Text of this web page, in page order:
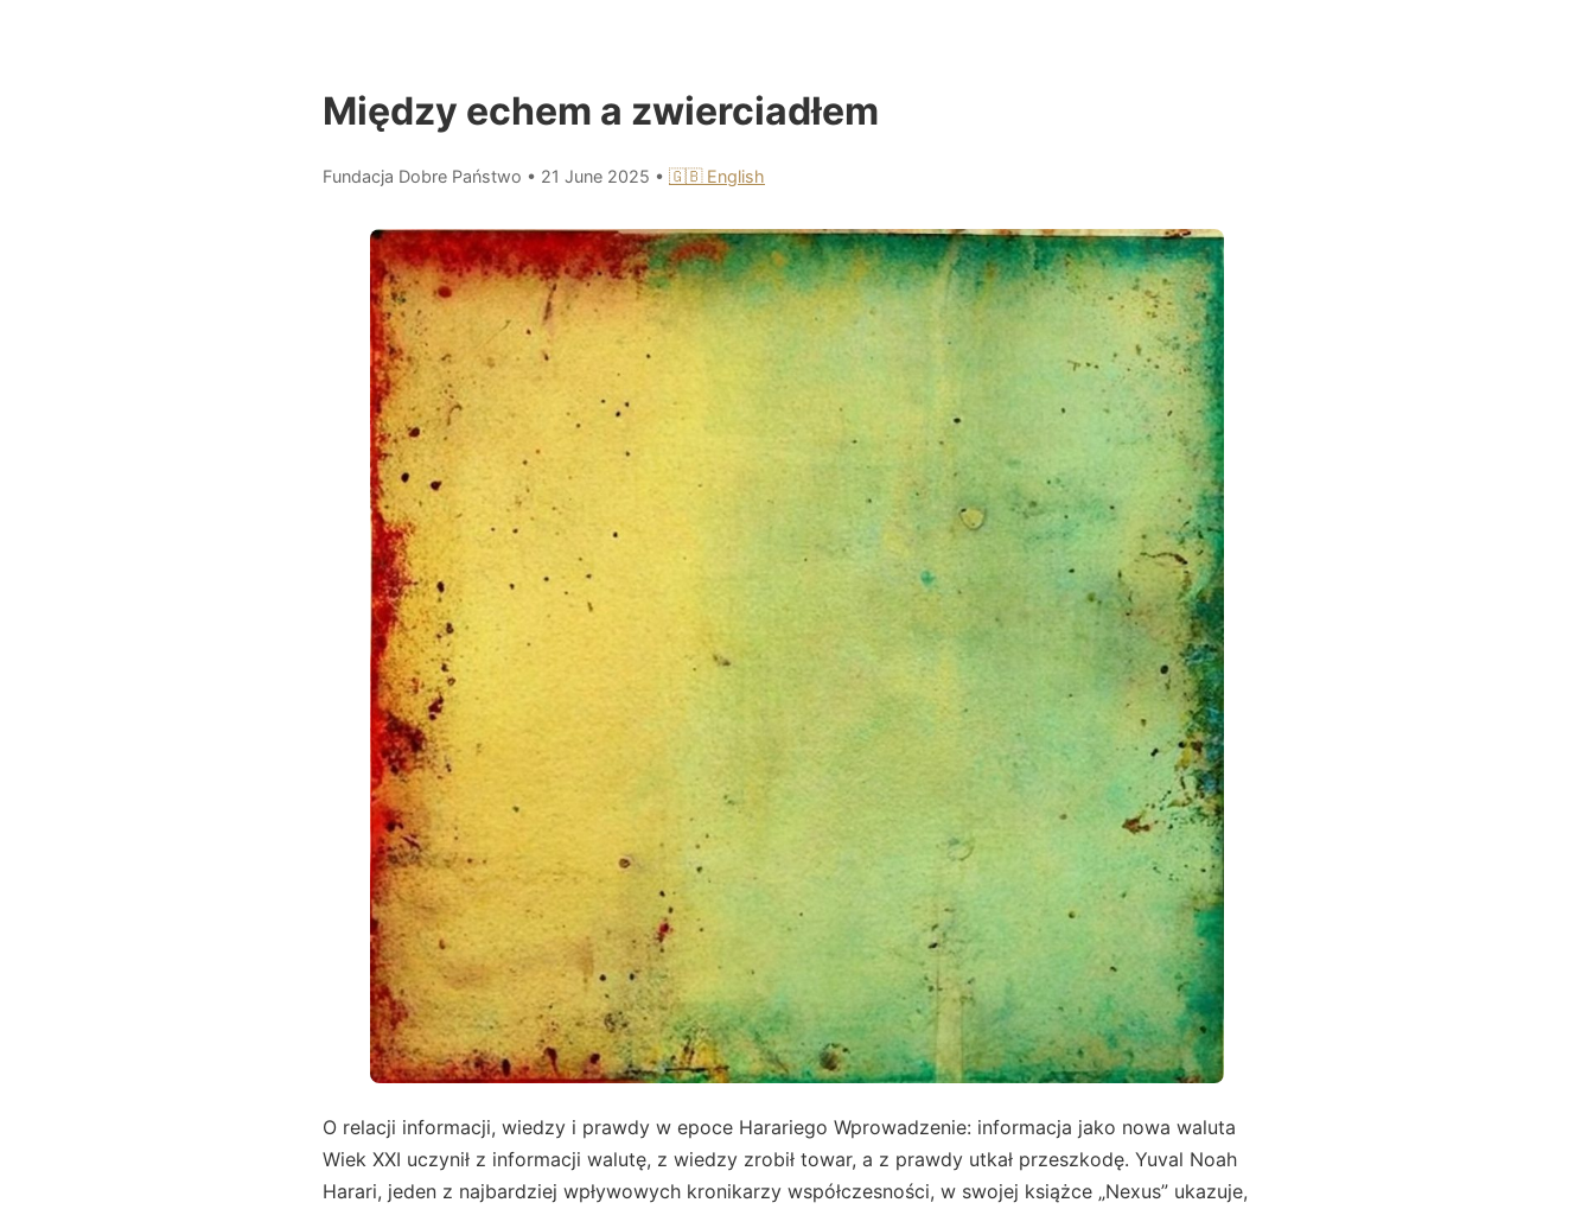
Między echem a zwierciadłem
Fundacja Dobre Państwo • 21 June 2025 • 🇬🇧 English
O relacji informacji, wiedzy i prawdy w epoce Harariego Wprowadzenie: informacja jako nowa waluta
Wiek XXI uczynił z informacji walutę, z wiedzy zrobił towar, a z prawdy utkał przeszkodę. Yuval Noah
Harari, jeden z najbardziej wpływowych kronikarzy współczesności, w swojej książce „Nexus” ukazuje,